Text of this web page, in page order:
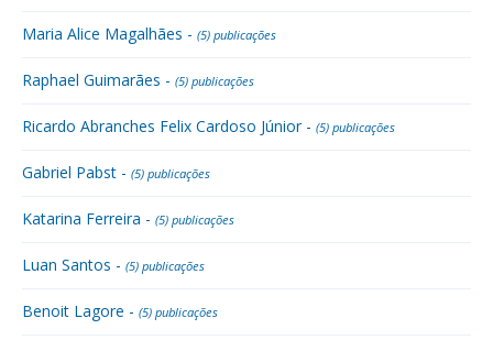
Maria Alice Magalhães - (5) publicações
Raphael Guimarães - (5) publicações
Ricardo Abranches Felix Cardoso Júnior - (5) publicações
Gabriel Pabst - (5) publicações
Katarina Ferreira - (5) publicações
Luan Santos - (5) publicações
Benoit Lagore - (5) publicações